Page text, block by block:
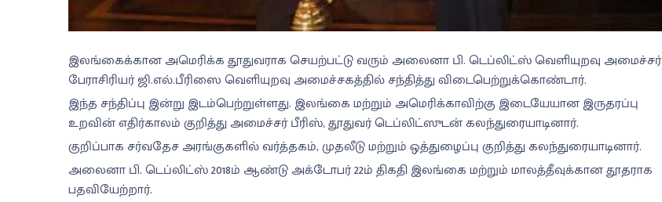
இலங்கைக்கான அமெரிக்க தூதுவராக செயற்பட்டு வரும் அலைனா பி. டெப்லிட்ஸ் வெளியுறவு அமைச்சர்
பேராசிரியர் ஜி.எல்.பீரிஸை வெளியுறவு அமைச்சகத்தில் சந்தித்து விடைபெற்றுக்கொண்டார்.
இந்த சந்திப்பு இன்று இடம்பெற்றுள்ளது. இலங்கை மற்றும் அமெரிக்காவிற்கு இடையேயான இருதரப்பு
உறவின் எதிர்காலம் குறித்து அமைச்சர் பீரிஸ், தூதுவர் டெப்லிட்ஸுடன் கலந்துரையாடினார்.
குறிப்பாக சர்வதேச அரங்குகளில் வர்த்தகம், முதலீடு மற்றும் ஒத்துழைப்பு குறித்து கலந்துரையாடினார்.
அலைனா பி. டெப்லிட்ஸ் 2018ம் ஆண்டு அக்டோபர் 22ம் திகதி இலங்கை மற்றும் மாலத்தீவுக்கான தூதராக
பதவியேற்றார்.